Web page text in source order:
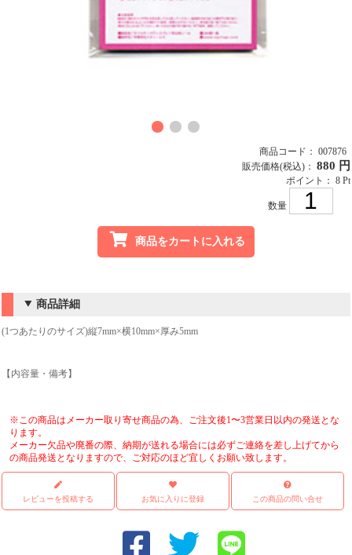
商品コード： 007876
販売価格(税込)： 880 円
ポイント： 8 Pt
数量
商品をカートに入れる
商品詳細
(1つあたりのサイズ)縦7mm×横10mm×厚み5mm
【内容量・備考】
※この商品はメーカー取り寄せ商品の為、ご注文後1〜3営業日以内の発送とな
ります。
メーカー欠品や廃番の際、納期が送れる場合には必ずご連絡を差し上げてから
の商品発送となりますので、ご対応のほど宜しくお願い致します。
レビューを投稿する お気に入りに登録 この商品の問い合せ